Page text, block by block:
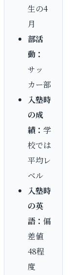
生の4
月
部活
動：
サッ
カー部
入塾時
の成
績： 学
校では
平均レ
ベル
入塾時
の英
語： 偏
差値
48程
度